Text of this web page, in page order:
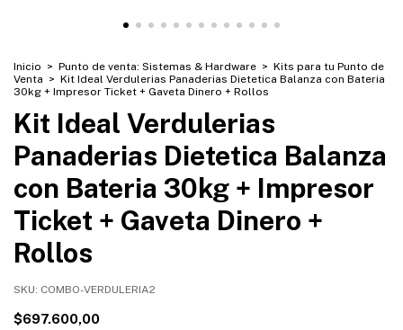
Inicio > Punto de venta: Sistemas & Hardware > Kits para tu Punto de
Venta > Kit Ideal Verdulerias Panaderias Dietetica Balanza con Bateria
30kg + Impresor Ticket + Gaveta Dinero + Rollos
Kit Ideal Verdulerias
Panaderias Dietetica Balanza
con Bateria 30kg + Impresor
Ticket + Gaveta Dinero +
Rollos
SKU: COMBO-VERDULERIA2
$697.600,00